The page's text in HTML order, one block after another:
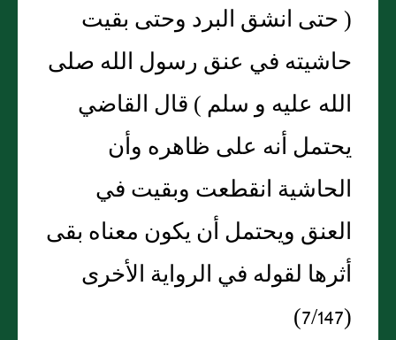
( حتى انشق البرد وحتى بقيت
حاشيته في عنق رسول الله صلى
الله عليه و سلم ) قال القاضي
يحتمل أنه على ظاهره وأن
الحاشية انقطعت وبقيت في
العنق ويحتمل أن يكون معناه بقى
أثرها لقوله في الرواية الأخرى
(7/147)